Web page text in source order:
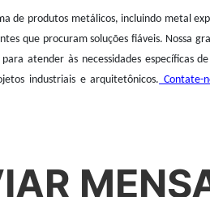
de produtos metálicos, incluindo metal
que procuram soluções fiáveis. Nossa
atender às necessidades específicas
industriais e arquitetônicos. Contate-